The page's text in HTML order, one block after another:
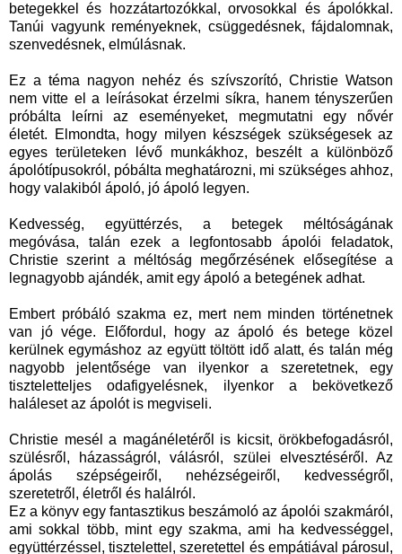
betegekkel és hozzátartozókkal, orvosokkal és ápolókkal.
Tanúi vagyunk reményeknek, csüggedésnek, fájdalomnak,
szenvedésnek, elmúlásnak.
Ez a téma nagyon nehéz és szívszorító, Christie Watson
nem vitte el a leírásokat érzelmi síkra, hanem tényszerűen
próbálta leírni az eseményeket, megmutatni egy nővér
életét. Elmondta, hogy milyen készségek szükségesek az
egyes területeken lévő munkákhoz, beszélt a különböző
ápolótípusokról, póbálta meghatározni, mi szükséges ahhoz,
hogy valakiból ápoló, jó ápoló legyen.
Kedvesség, együttérzés, a betegek méltóságának
megóvása, talán ezek a legfontosabb ápolói feladatok,
Christie szerint a méltóság megőrzésének elősegítése a
legnagyobb ajándék, amit egy ápoló a betegének adhat.
Embert próbáló szakma ez, mert nem minden történetnek
van jó vége. Előfordul, hogy az ápoló és betege közel
kerülnek egymáshoz az együtt töltött idő alatt, és talán még
nagyobb jelentősége van ilyenkor a szeretetnek, egy
tiszteletteljes odafigyelésnek, ilyenkor a bekövetkező
haláleset az ápolót is megviseli.
Christie mesél a magánéletéről is kicsit, örökbefogadásról,
szülésről, házasságról, válásról, szülei elvesztéséről. Az
ápolás szépségeiről, nehézségeiről, kedvességről,
szeretetről, életről és halálról.
Ez a könyv egy fantasztikus beszámoló az ápolói szakmáról,
ami sokkal több, mint egy szakma, ami ha kedvességgel,
együttérzéssel, tisztelettel, szeretettel és empátiával párosul,